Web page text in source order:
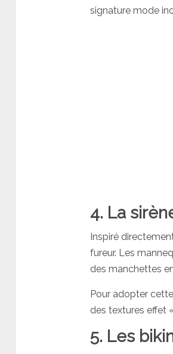
signature mode
4. La
Inspiré
fureur. Les
des manchettes
Pour adopter
des textures effet
5. Les